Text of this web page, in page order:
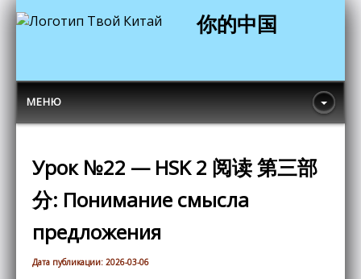
你的中国
МЕНЮ
Урок №22 — HSK 2 阅读 第三部
分: Понимание смысла
предложения
Дата публикации: 2026-03-06